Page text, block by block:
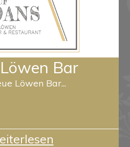
Bar
Löwen Bar...